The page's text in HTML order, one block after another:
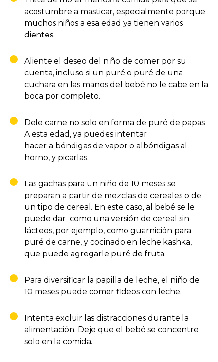
acostumbre a masticar, especialmente porque
muchos niños a esa edad ya tienen varios
dientes.
Aliente el deseo del niño de comer por su
cuenta, incluso si un puré o puré de una
cuchara en las manos del bebé no le cabe en la
boca por completo.
Dele carne no solo en forma de puré de papas
A esta edad, ya puedes intentar
hacer albóndigas de vapor o albóndigas al
horno, y picarlas.
Las gachas para un niño de 10 meses se
preparan a partir de mezclas de cereales o de
un tipo de cereal. En este caso, al bebé se le
puede dar como una versión de cereal sin
lácteos, por ejemplo, como guarnición para
puré de carne, y cocinado en leche kashka,
que puede agregarle puré de fruta.
Para diversificar la papilla de leche, el niño de
10 meses puede comer fideos con leche.
Intenta excluir las distracciones durante la
alimentación. Deje que el bebé se concentre
solo en la comida.